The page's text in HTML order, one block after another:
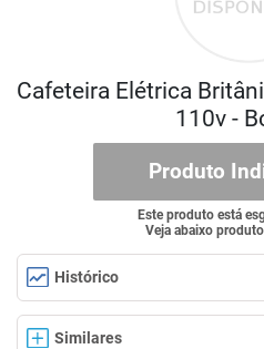
Cafeteira Elétrica
110v -
Produto
Este produto está
Veja abaixo
Histórico
Similares